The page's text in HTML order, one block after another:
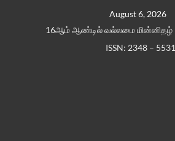
August 6, 2026
16ஆம் ஆண்டில் வல்லமை மின்னிதழ்
ISSN: 2348 – 5531